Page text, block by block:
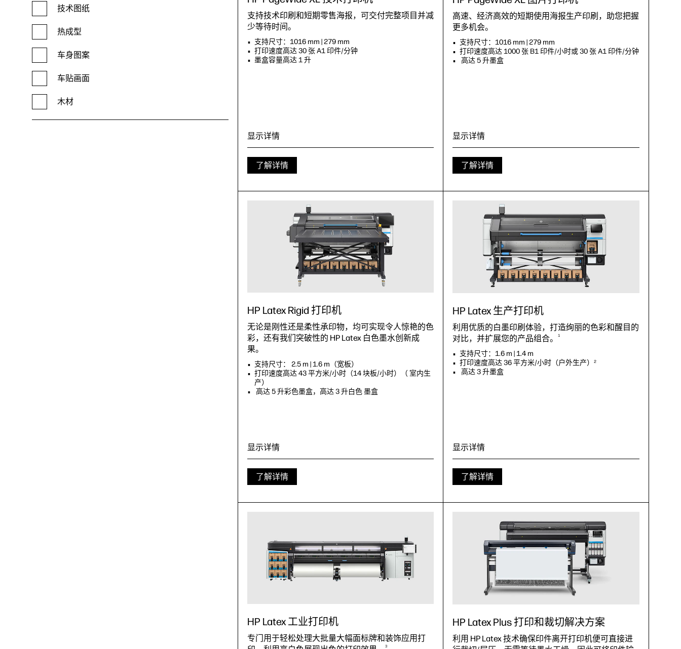
技术图纸
热成型
车身图案
车贴画面
木材
支持技术印刷和短期零售海报，可交付完整项目并减
少等待时间。
支持尺寸：1016 mm | 279 mm
打印速度高达 30 张 A1 印件/分钟
墨盒容量高达 1 升
显示详情
了解详情
高速、经济高效的短期使用海报生产印刷，助您把握
更多机会。
支持尺寸：1016 mm | 279 mm
打印速度高达 1000 张 B1 印件/小时或 30 张 A1 印件/分钟
高达 5 升墨盒
显示详情
了解详情
HP Latex Rigid 打印机
无论是刚性还是柔性承印物，均可实现令人惊艳的色
彩，还有我们突破性的 HP Latex 白色墨水创新成
果。
支持尺寸： 2.5 m | 1.6 m（宽板）
打印速度高达 43 平方米/小时（14 块板/小时）（ 室内生
产）
高达 5 升彩色墨盒，高达 3 升白色 墨盒
显示详情
了解详情
HP Latex 生产打印机
利用优质的白墨印刷体验，打造绚丽的色彩和醒目的
对比，并扩展您的产品组合。
1
支持尺寸：1.6 m | 1.4 m
打印速度高达 36 平方米/小时（户外生产）
2
高达 3 升墨盒
显示详情
了解详情
HP Latex 工业打印机
专门用于轻松处理大批量大幅面标牌和装饰应用打
3
HP Latex Plus 打印和裁切解决方案
利用 HP Latex 技术确保印件离开打印机便可直接进